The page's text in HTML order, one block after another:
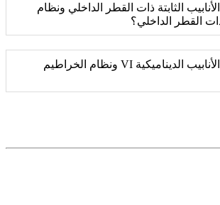
الثابتة ذات القطر الداخلي ونظام
القطر الداخلي؟
ما هي مزايا نظام الأنابيب الديناميكية VI ونظام الخراطيم